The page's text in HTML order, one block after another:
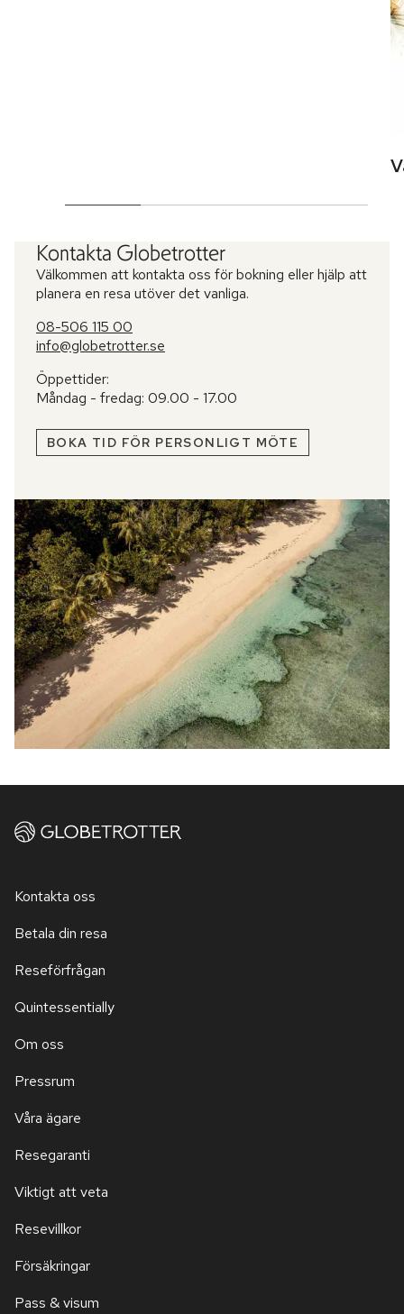
Kontakta Globetrotter
Välkommen att kontakta oss för bokning eller hjälp att
planera en resa utöver det vanliga.
08-506 115 00
info@globetrotter.se
Öppettider:
Måndag - fredag: 09.00 - 17.00
BOKA TID FÖR PERSONLIGT MÖTE
Kontakta oss
Betala din resa
Reseförfrågan
Quintessentially
Om oss
Pressrum
Våra ägare
Resegaranti
Viktigt att veta
Resevillkor
Försäkringar
Pass & visum